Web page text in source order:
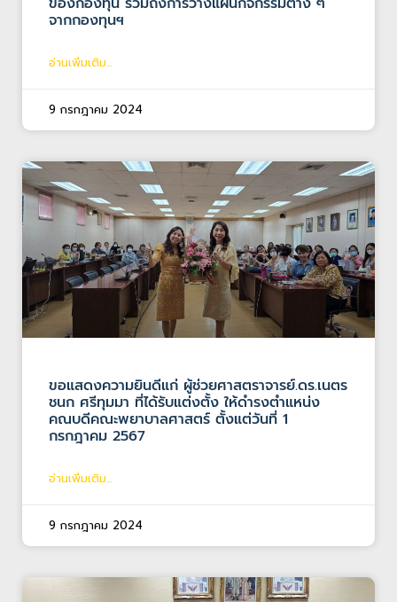
จากกองทุนฯ
อ่านเพิ่มเติม...
9 กรกฎาคม 2024
ขอแสดงความยินดีแก่ ผู้ช่วยศาสตราจารย์.ดร.เนตร
ชนก ศรีทุมมา ที่ได้รับแต่งตั้ง ให้ดำรงตำแหน่ง
คณบดีคณะพยาบาลศาสตร์ ตั้งแต่วันที่ 1
กรกฎาคม 2567
อ่านเพิ่มเติม...
9 กรกฎาคม 2024